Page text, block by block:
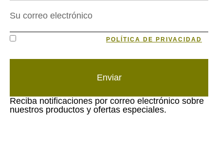
POLÍTICA DE PRIVACIDAD
Enviar
Reciba notificaciones por correo electrónico sobre
nuestros productos y ofertas especiales.